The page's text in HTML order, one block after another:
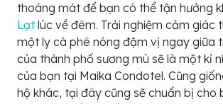
thoáng mát để bạn có thể tận hưởng
Lạtlúc về đêm. Trải nghiệm cảm giác
một ly cà phê nóng đậm vị ngay giữa
của thành phố sương mù sẽ là một kỉ
của bạn tại Maika Condotel. Cũng
hộ khác, tại đây cũng sẽ chuẩn bị cho